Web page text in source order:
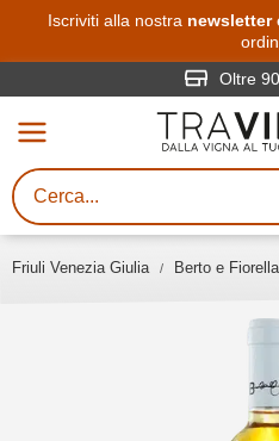
Iscriviti alla nostra newsletter
Oltre
Friuli Venezia Giulia Berto e
Ricerca vini
Inserisci almeno 3
gusto,
vitigno, regione,